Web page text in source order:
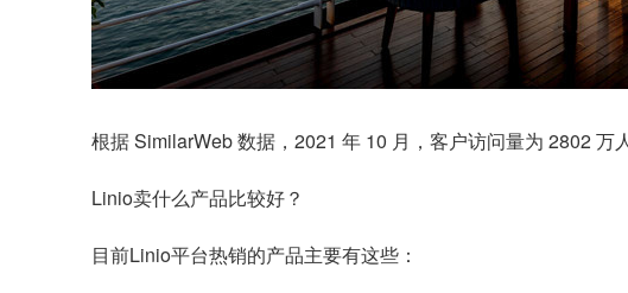
根据 SimilarWeb 数据，2021 年 10 月，客户访问量为 2802 万
Linio卖什么产品比较好？
目前Linio平台热销的产品主要有这些：